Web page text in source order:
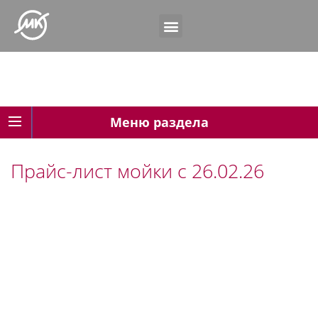
Меню раздела
Прайс-лист мойки с 26.02.26